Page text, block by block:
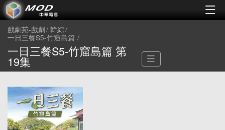
戲劇苑-戲劇 韓綜
一日三餐S5-竹窟島篇
一日三餐S5-竹窟島篇 第
19集